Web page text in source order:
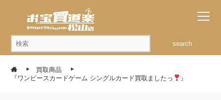
search
買取商品
『ワンピースカードゲーム シングルカード買取ましたっ
』